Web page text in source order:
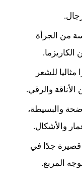
من الجرأة
للشعر
والرقي.
والبسيطة،
والأشكال.
جدًا في
المربع.